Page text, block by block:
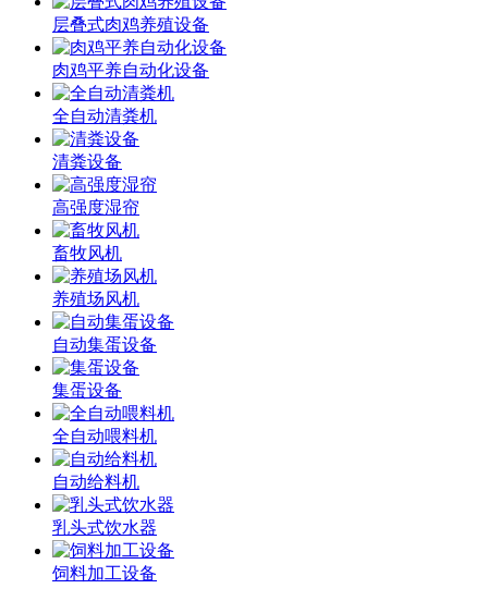
层叠式肉鸡养殖设备
肉鸡平养自动化设备
全自动清粪机
清粪设备
高强度湿帘
畜牧风机
养殖场风机
自动集蛋设备
集蛋设备
全自动喂料机
自动给料机
乳头式饮水器
饲料加工设备